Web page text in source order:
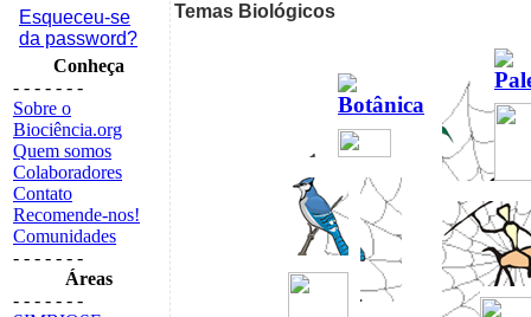
Esqueceu-se
da password?
Conheça
- - - - - - -
Sobre o
Biociência.org
Quem somos
Colaboradores
Contato
Recomende-nos!
Comunidades
- - - - - - -
Áreas
- - - - - - -
Temas Biológicos